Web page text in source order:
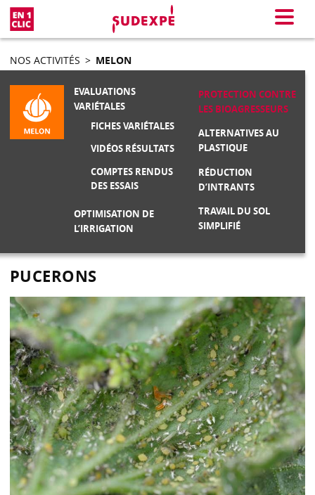
Menu
NOS ACTIVITÉS > MELON
EVALUATIONS
VARIÉTALES
FICHES VARIÉTALES
VIDÉOS RÉSULTATS
COMPTES RENDUS
DES ESSAIS
OPTIMISATION DE
L’IRRIGATION
PROTECTION CONTRE
LES BIOAGRESSEURS
ALTERNATIVES AU
PLASTIQUE
RÉDUCTION
D’INTRANTS
TRAVAIL DU SOL
SIMPLIFIÉ
PUCERONS